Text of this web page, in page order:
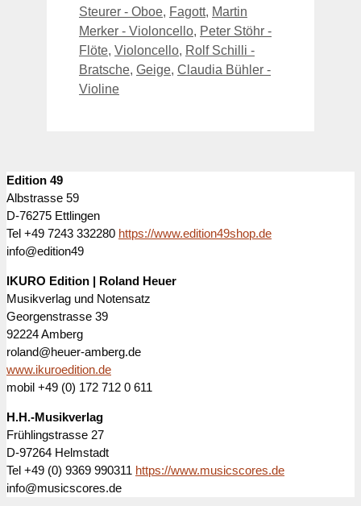
Steurer - Oboe, Fagott, Martin
Merker - Violoncello, Peter Stöhr -
Flöte, Violoncello, Rolf Schilli -
Bratsche, Geige, Claudia Bühler -
Violine
Edition 49
Albstrasse 59
D-76275 Ettlingen
Tel +49 7243 332280 https://www.edition49shop.de
info@edition49
IKURO Edition | Roland Heuer
Musikverlag und Notensatz
Georgenstrasse 39
92224 Amberg
roland@heuer-amberg.de
www.ikuroedition.de
mobil +49 (0) 172 712 0 611
H.H.-Musikverlag
Frühlingstrasse 27
D-97264 Helmstadt
Tel +49 (0) 9369 990311 https://www.musicscores.de
info@musicscores.de